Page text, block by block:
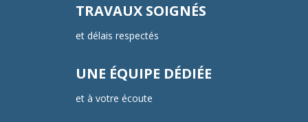
TRAVAUX SOIGNÉS
et délais respectés
UNE ÉQUIPE DÉDIÉE
et à votre écoute